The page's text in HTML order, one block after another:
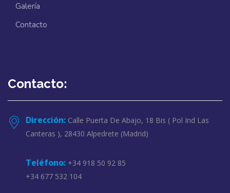
Galería
Contacto
Contacto:
Dirección: Calle Puerta De Abajo, 18 Bis ( Pol Ind Las
Canteras ), 28430 Alpedrete (Madrid)
Teléfono: +34 918 50 92 85
+34 677 532 104